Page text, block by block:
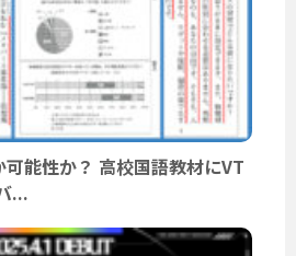
能性か？ 高校国語教材にVT
...